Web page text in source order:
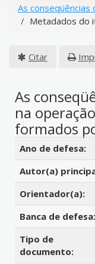
As conseqüências
Metadados do
Citar
As
na
formados
Detalhes
Ano de defesa:
Autor(a)
Orientador(a):
Banca de defesa:
Tipo de
documento: